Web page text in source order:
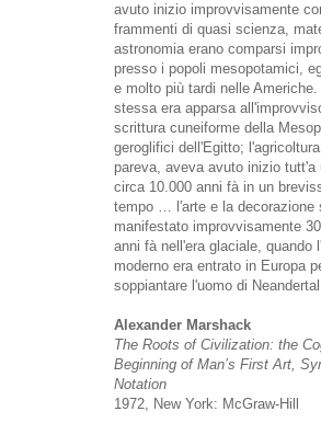
avuto inizio improvvisamente
frammenti di quasi scienza,
astronomia erano comparsi
presso i popoli mesopotamici,
e molto più tardi nelle
stessa era apparsa
scrittura cuneiforme della
geroglifici dell'Egitto;
pareva, aveva avuto inizio tutt'a
circa 10.000 anni fà in un
tempo … l'arte e la decorazione
manifestato improvvisamente
anni fà nell'era glaciale, quando
moderno era entrato in Europa
soppiantare l'uomo di
Alexander Marshack
The Roots of Civilization: the
Beginning of Man’s First Art,
Notation
1972, New York: McGraw-Hill